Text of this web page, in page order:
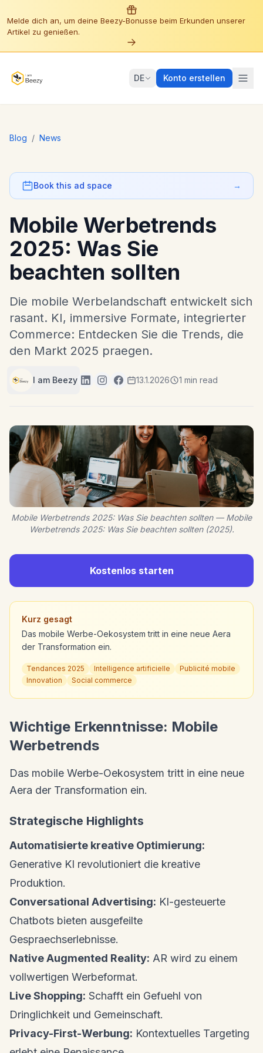
Melde dich an, um deine Beezy-Bonusse beim Erkunden unserer
Artikel zu genießen.
DE Konto erstellen
Blog / News
Book this ad space →
Mobile Werbetrends
2025: Was Sie
beachten sollten
Die mobile Werbelandschaft entwickelt sich
rasant. KI, immersive Formate, integrierter
Commerce: Entdecken Sie die Trends, die
den Markt 2025 praegen.
I am Beezy 13.1.2026 1 min read
Mobile Werbetrends 2025: Was Sie beachten sollten — Mobile
Werbetrends 2025: Was Sie beachten sollten (2025).
Kostenlos starten
Kurz gesagt
Das mobile Werbe-Oekosystem tritt in eine neue Aera
der Transformation ein.
Tendances 2025 Intelligence artificielle
Publicité mobile
Innovation
Social commerce
Wichtige Erkenntnisse: Mobile
Werbetrends
Das mobile Werbe-Oekosystem tritt in eine neue
Aera der Transformation ein.
Strategische Highlights
Automatisierte kreative Optimierung:
Generative KI revolutioniert die kreative
Produktion.
Conversational Advertising: KI-gesteuerte
Chatbots bieten ausgefeilte
Gespraechserlebnisse.
Native Augmented Reality: AR wird zu einem
vollwertigen Werbeformat.
Live Shopping: Schafft ein Gefuehl von
Dringlichkeit und Gemeinschaft.
Privacy-First-Werbung: Kontextuelles Targeting